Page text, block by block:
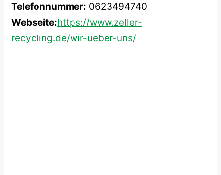
Telefonnummer: 0623494740
Webseite:https://www.zeller-
recycling.de/wir-ueber-uns/